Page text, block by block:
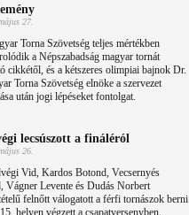
27.
Torna Szövetség teljes mértékben
a Népszabadság magyar tornát
cikkétől, és a kétszeres olimpiai bajnok Dr.
Torna Szövetség elnöke a szervezet
után jogi lépéseket fontolgat.
lecsúszott a fináléról
26.
Vid, Kardos Botond, Vecsernyés
Vágner Levente és Dudás Norbert
felnőtt válogatott a férfi tornászok berni
helyen végzett a csapatversenyben,